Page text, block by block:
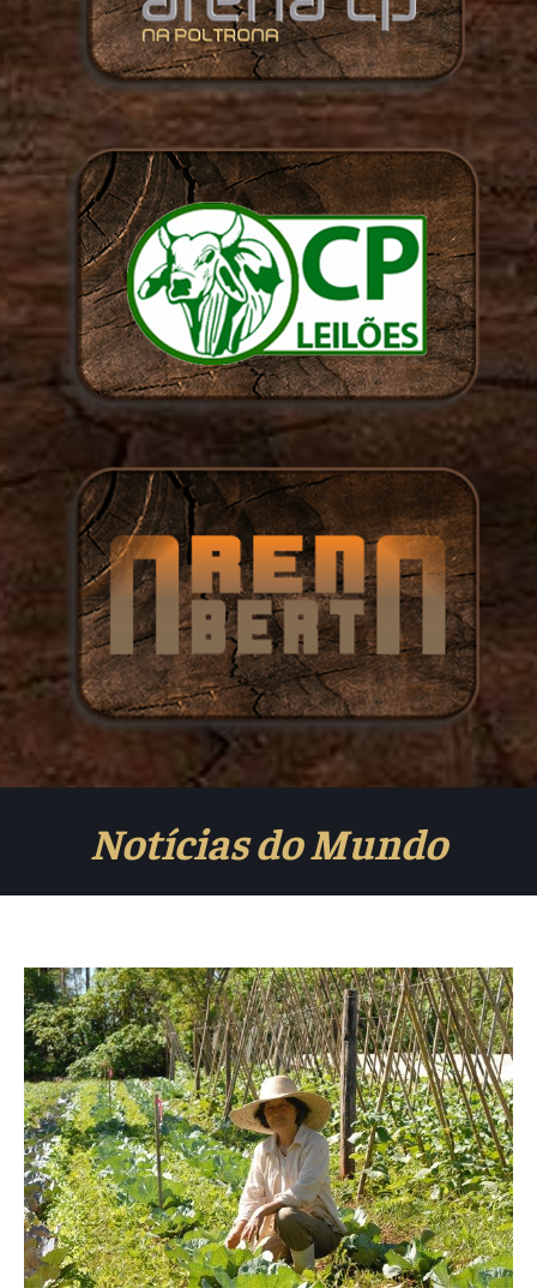
Notícias do Mundo